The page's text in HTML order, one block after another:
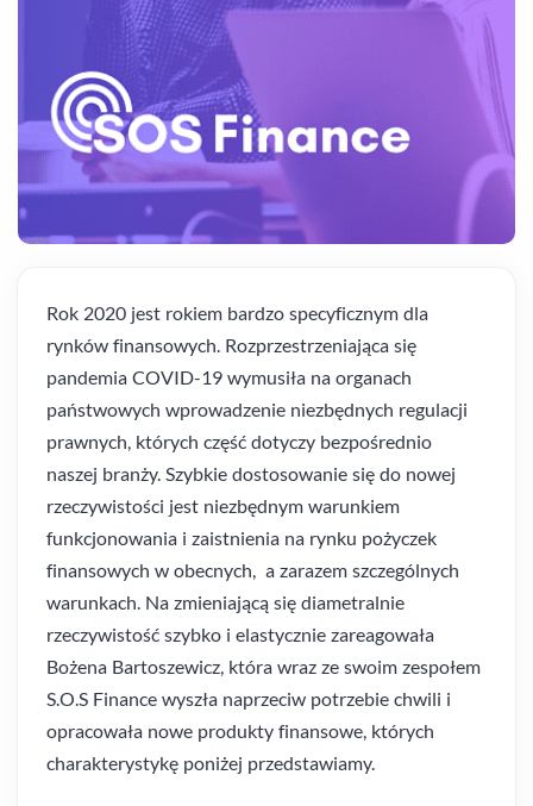
Rok 2020 jest rokiem bardzo specyficznym dla
rynków finansowych. Rozprzestrzeniająca się
pandemia COVID-19 wymusiła na organach
państwowych wprowadzenie niezbędnych regulacji
prawnych, których część dotyczy bezpośrednio
naszej branży. Szybkie dostosowanie się do nowej
rzeczywistości jest niezbędnym warunkiem
funkcjonowania i zaistnienia na rynku pożyczek
finansowych w obecnych, a zarazem szczególnych
warunkach. Na zmieniającą się diametralnie
rzeczywistość szybko i elastycznie zareagowała
Bożena Bartoszewicz, która wraz ze swoim zespołem
S.O.S Finance wyszła naprzeciw potrzebie chwili i
opracowała nowe produkty finansowe, których
charakterystykę poniżej przedstawiamy.